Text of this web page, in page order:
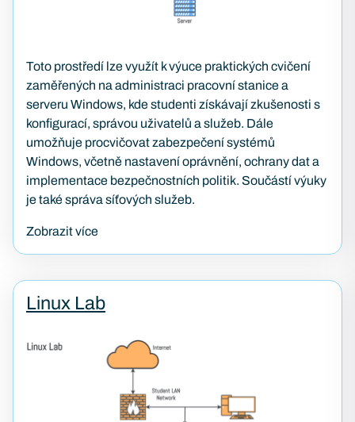
Toto prostředí lze využít k výuce praktických cvičení
zaměřených na administraci pracovní stanice a
serveru Windows, kde studenti získávají zkušenosti s
konfigurací, správou uživatelů a služeb. Dále
umožňuje procvičovat zabezpečení systémů
Windows, včetně nastavení oprávnění, ochrany dat a
implementace bezpečnostních politik. Součástí výuky
je také správa síťových služeb.
Zobrazit více
Linux Lab